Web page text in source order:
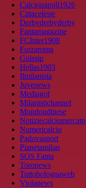
Calcionapoli1926
Cittaceleste
Derbyderbyderby
Fantamagazine
FCInter1908
Forzaroma
Golssip
Hellas1903
Ilmilanista
Juvenews
Mediagol
Milanistichannel
Mondoudinese
Notiziecalciomercato
Numericalcio
Padovasport
Pianetamilan
SOS Fanta
Toronews
Tuttobolognaweb
Violanews